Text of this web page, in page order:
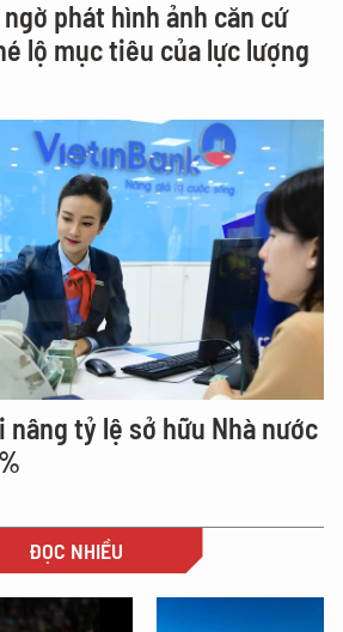
phát hình ảnh căn cứ
lộ mục tiêu của lực lượng
tỷ lệ sở hữu Nhà nước
ĐỌC NHIỀU